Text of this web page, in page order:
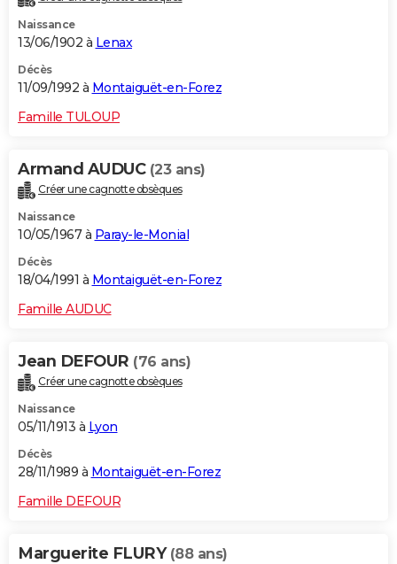
Naissance
13/06/1902 à Lenax
Décès
11/09/1992 à Montaiguët-en-Forez
Famille TULOUP
Armand AUDUC (23 ans)
Créer une cagnotte obsèques
Naissance
10/05/1967 à Paray-le-Monial
Décès
18/04/1991 à Montaiguët-en-Forez
Famille AUDUC
Jean DEFOUR (76 ans)
Créer une cagnotte obsèques
Naissance
05/11/1913 à Lyon
Décès
28/11/1989 à Montaiguët-en-Forez
Famille DEFOUR
Marguerite FLURY (88 ans)